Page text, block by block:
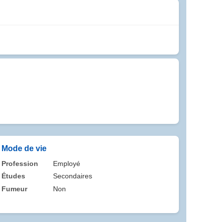
Mode de vie
Profession
Employé
Études
Secondaires
Fumeur
Non